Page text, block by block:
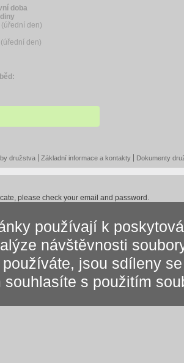
doba
den)
den)
družstva Základní informace a kontakty Dokumenty
please check your email and password.
používají k
návštěvnosti
jsou sdíleny
souhlasíte s použitím